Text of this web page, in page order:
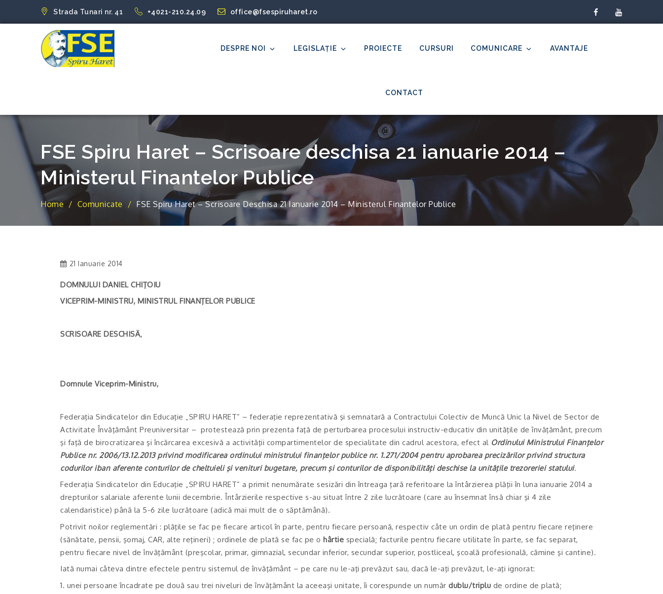
Strada Tunari nr. 41 +4021-210.24.09 office@fsespiruharet.ro facebookyoutube
FSE Spiru HaretDESPRE NOI LEGISLAȚIE PROIECTE CURSURI COMUNICARE AVANTAJE
CONTACT
FSE Spiru Haret – Scrisoare deschisa 21 ianuarie 2014 –
Ministerul Finantelor Publice
Home Comunicate FSE Spiru Haret – Scrisoare Deschisa 21 Ianuarie 2014 – Ministerul Finantelor Publice
21 Ianuarie 2014
DOMNULUI DANIEL CHIŢOIU
VICEPRIM-MINISTRU, MINISTRUL FINANŢELOR PUBLICE
SCRISOARE DESCHISÄ‚
Domnule Viceprim-Ministru,
Federaţia Sindicatelor din Educaţie „SPIRU HARET” – federaţie reprezentativă şi semnatară a Contractului Colectiv de Muncă Unic la Nivel de Sector de
Activitate Învăţământ Preuniversitar – protestează prin prezenta faţă de perturbarea procesului instructiv-educativ din unităţile de învăţământ, precum
şi faţă de birocratizarea şi încărcarea excesivă a activităţii compartimentelor de specialitate din cadrul acestora, efect al Ordinului Ministrului Finanţelor
Publice nr. 2006/13.12.2013 privind modificarea ordinului ministrului finanţelor publice nr. 1.271/2004 pentru aprobarea precizărilor privind structura
codurilor iban aferente conturilor de cheltuieli şi venituri bugetare, precum şi conturilor de disponibilităţi deschise la unităţile trezoreriei statului.
Federaţia Sindicatelor din Educaţie „SPIRU HARET” a primit nenumărate sesizări din întreaga ţară referitoare la întârzierea plăţii în luna ianuarie 2014 a
drepturilor salariale aferente lunii decembrie. Întârzierile respective s-au situat între 2 zile lucrătoare (care au însemnat însă chiar şi 4 zile
calendaristice) până la 5-6 zile lucrătoare (adică mai mult de o săptămână).
Potrivit noilor reglementări : plăţile se fac pe fiecare articol în parte, pentru fiecare persoană, respectiv câte un ordin de plată pentru fiecare reţinere
(sănătate, pensii, şomaj, CAR, alte reţineri) ; ordinele de plată se fac pe o hârtie specială; facturile pentru fiecare utilitate în parte, se fac separat,
pentru fiecare nivel de învăţământ (preşcolar, primar, gimnazial, secundar inferior, secundar superior, postliceal, şcoală profesională, cămine şi cantine).
Iată numai câteva dintre efectele pentru sistemul de învăţământ – pe care nu le-aţi prevăzut sau, dacă le-aţi prevăzut, le-aţi ignorat:
1. unei persoane încadrate pe două sau trei niveluri de învăţământ la aceeaşi unitate, îi corespunde un număr dublu/triplu de ordine de plată;